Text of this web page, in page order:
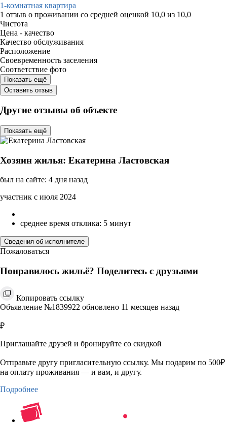
1-комнатная квартира
1 отзыв о проживании со средней оценкой 10,0 из 10,0
Чистота
Цена - качество
Качество обслуживания
Расположение
Своевременность заселения
Соответствие фото
Показать ещё
Оставить отзыв
Другие отзывы об объекте
Показать ещё
Хозяин жилья: Екатерина Ластовская
был на сайте: 4 дня назад
участник с июля 2024
среднее время отклика: 5 минут
Сведения об исполнителе
Пожаловаться
Понравилось жильё? Поделитесь с друзьями
Копировать ссылку
Объявление №1839922 обновлено 11 месяцев назад
₽
Приглашайте друзей и бронируйте со скидкой
Отправьте другу пригласительную ссылку. Мы подарим по 500₽
на оплату проживания — и вам, и другу.
Подробнее